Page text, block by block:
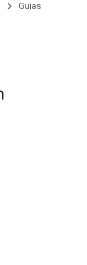
Guias